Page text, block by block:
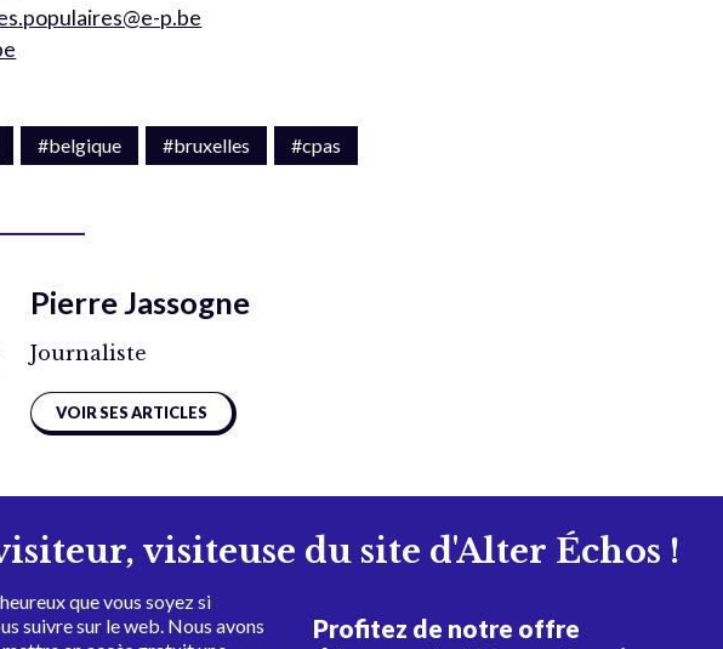
p.be
#belgique #bruxelles #cpas
Pierre Jassogne
Journaliste
VOIR SES ARTICLES
visiteuse du site d'Alter Échos !
que vous soyez si
suivre sur le web. Nous avons
Profitez de notre offre